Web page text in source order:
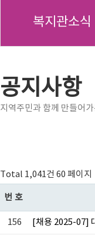
복지관소식
공지사항
지역주민과 함께 만들어
Total 1,041건 60 페이지
번호
156 [채용 2025-07]